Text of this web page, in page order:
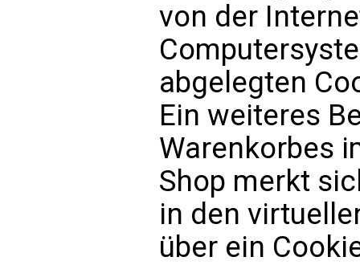
von der
abgelegten
Ein weiteres
Warenkorbes
Shop merkt
in den
über ein